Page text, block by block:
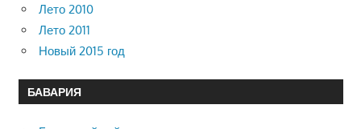
Лето 2010
Лето 2011
Новый 2015 год
БАВАРИЯ